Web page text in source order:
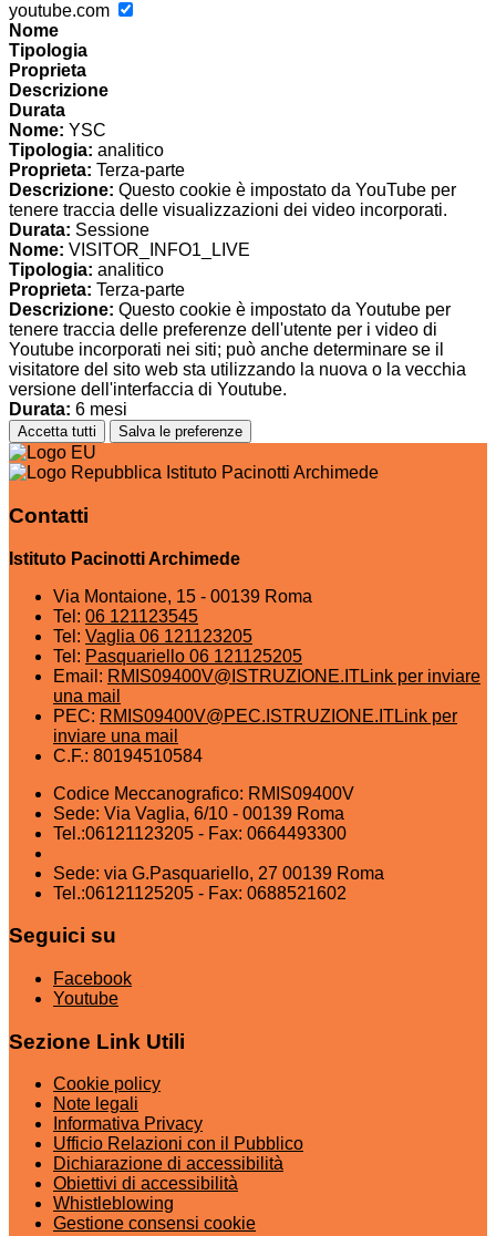
youtube.com
Nome
Tipologia
Proprieta
Descrizione
Durata
Nome: YSC
Tipologia: analitico
Proprieta: Terza-parte
Descrizione: Questo cookie è impostato da YouTube per
tenere traccia delle visualizzazioni dei video incorporati.
Durata: Sessione
Nome: VISITOR_INFO1_LIVE
Tipologia: analitico
Proprieta: Terza-parte
Descrizione: Questo cookie è impostato da Youtube per
tenere traccia delle preferenze dell'utente per i video di
Youtube incorporati nei siti; può anche determinare se il
visitatore del sito web sta utilizzando la nuova o la vecchia
versione dell'interfaccia di Youtube.
Durata: 6 mesi
Accetta tutti Salva le preferenze
Istituto Pacinotti Archimede
Contatti
Istituto Pacinotti Archimede
Via Montaione, 15 - 00139 Roma
Tel: 06 121123545
Tel: Vaglia 06 121123205
Tel: Pasquariello 06 121125205
Email: RMIS09400V@ISTRUZIONE.ITLink per inviare
una mail
PEC: RMIS09400V@PEC.ISTRUZIONE.ITLink per
inviare una mail
C.F.: 80194510584
Codice Meccanografico: RMIS09400V
Sede: Via Vaglia, 6/10 - 00139 Roma
Tel.:06121123205 - Fax: 0664493300
Sede: via G.Pasquariello, 27 00139 Roma
Tel.:06121125205 - Fax: 0688521602
Seguici su
Facebook
Youtube
Sezione Link Utili
Cookie policy
Note legali
Informativa Privacy
Ufficio Relazioni con il Pubblico
Dichiarazione di accessibilità
Obiettivi di accessibilità
Whistleblowing
Gestione consensi cookie